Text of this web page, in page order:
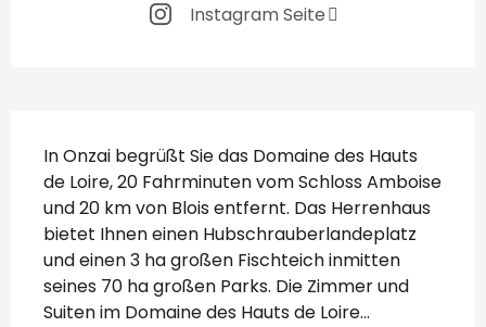
Instagram Seite
Beschreibung
In Onzai begrüßt Sie das Domaine des Hauts
de Loire, 20 Fahrminuten vom Schloss Amboise
und 20 km von Blois entfernt. Das Herrenhaus
bietet Ihnen einen Hubschrauberlandeplatz
und einen 3 ha großen Fischteich inmitten
seines 70 ha großen Parks. Die Zimmer und
Suiten im Domaine des Hauts de Loire...